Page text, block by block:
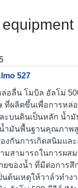
527
อลื่น โมบิล อัลโม่
ที่ผลิตขึ้นเพื่อการหล่
ะบนดินเป็นหลัก น้ำ
ำมันพื้นฐานคุณภาพสู
งกันการเกิดสนิมและ
มสามารถในการผส
ยของน้ำ ที่มีต่อการ
นต้นเหตุให้วาล์วทำ